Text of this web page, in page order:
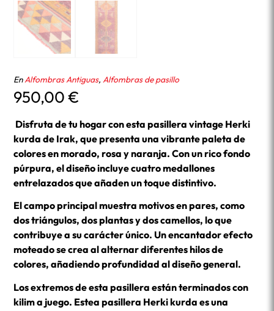
EnAlfombras Antiguas,Alfombras de pasillo
950,00€
Disfruta de tu hogar con esta pasillera vintage Herki
kurda de Irak, que presenta una vibrante paleta de
colores en morado, rosa y naranja. Con un rico fondo
púrpura, el diseño incluye cuatro medallones
entrelazados que añaden un toque distintivo.
El campo principal muestra motivos en pares, como
dos triángulos, dos plantas y dos camellos, lo que
contribuye a su carácter único. Un encantador efecto
moteado se crea al alternar diferentes hilos de
colores, añadiendo profundidad al diseño general.
Los extremos de esta pasillera están terminados con
kilim a juego. Estea pasillera Herki kurda es una